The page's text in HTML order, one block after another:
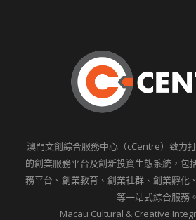
澳門文創綜合服務中心（cCentre）致力
的創業服務平台及創新投資生態系統，包
務平台、創業教育、創業社群、創業孵化
等一站式綜合服務。
Macau Cultural & Creative